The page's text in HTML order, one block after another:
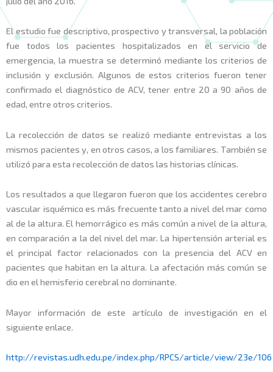
El estudio fue descriptivo, prospectivo y transversal, la población
fue todos los pacientes hospitalizados en el servicio de
emergencia, la muestra se determinó mediante los criterios de
inclusión y exclusión. Algunos de estos criterios fueron tener
confirmado el diagnóstico de ACV, tener entre 20 a 90 años de
edad, entre otros criterios.
La recolección de datos se realizó mediante entrevistas a los
mismos pacientes y, en otros casos, a los familiares. También se
utilizó para esta recolección de datos las historias clínicas.
Los resultados a que llegaron fueron que los accidentes cerebro
vascular isquémico es más frecuente tanto a nivel del mar como
al de la altura. El hemorrágico es más común a nivel de la altura,
en comparación a la del nivel del mar. La hipertensión arterial es
el principal factor relacionados con la presencia del ACV en
pacientes que habitan en la altura. La afectación más común se
dio en el hemisferio cerebral no dominante.
Mayor información de este artículo de investigación en el
siguiente enlace.
http://revistas.udh.edu.pe/index.php/RPCS/article/view/23e/106